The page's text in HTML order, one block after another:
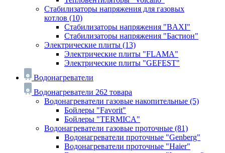
Стабилизаторы напряжения для газовых
котлов (10)
Стабилизаторы напряжения "BAXI"
Стабилизаторы напряжения "Бастион"
Электрические плиты (13)
Электрические плиты "FLAMA"
Электрические плиты "GEFEST"
Водонагреватели
Водонагреватели 262 товара
Водонагреватели газовые накопительные (5)
Бойлеры "Favorit"
Бойлеры "TERMICA"
Водонагреватели газовые проточные (81)
Водонагреватели проточные "Genberg"
Водонагреватели проточные "Haier"